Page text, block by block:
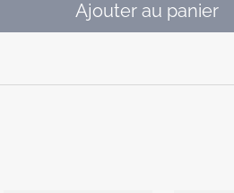
Ajouter au panier